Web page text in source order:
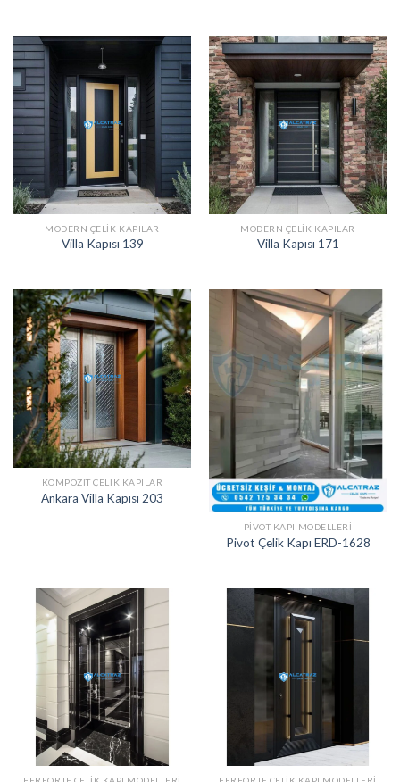
MODERN ÇELIK KAPILAR
Villa Kapısı 139
MODERN ÇELIK KAPILAR
Villa Kapısı 171
KOMPOZIT ÇELIK KAPILAR
Ankara Villa Kapısı 203
PIVOT KAPI MODELLERI
Pivot Çelik Kapı ERD-1628